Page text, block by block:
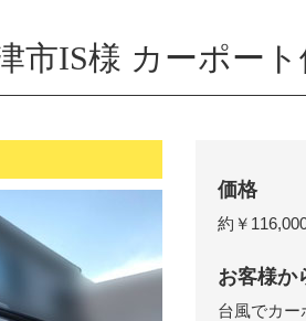
市IS様 カーポー
価格
約￥
お客様か
台風でカー